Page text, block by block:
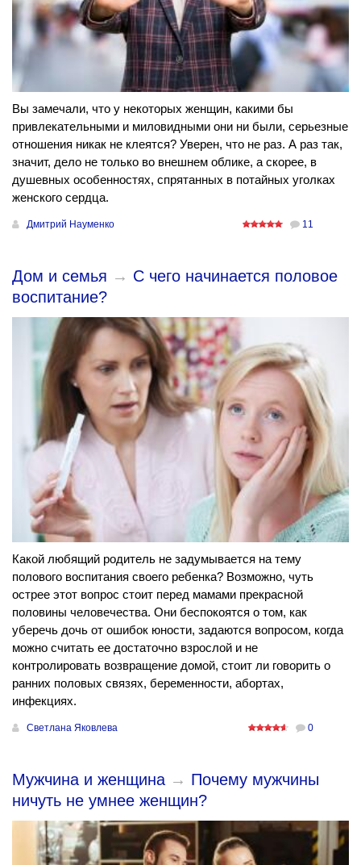
Вы замечали, что у некоторых женщин, какими бы
привлекательными и миловидными они ни были, серьезные
отношения никак не клеятся? Уверен, что не раз. А раз так,
значит, дело не только во внешнем облике, а скорее, в
душевных особенностях, спрятанных в потайных уголках
женского сердца.
Дмитрий Науменко 11
Дом и семья → С чего начинается половое
воспитание?
Какой любящий родитель не задумывается на тему
полового воспитания своего ребенка? Возможно, чуть
острее этот вопрос стоит перед мамами прекрасной
половины человечества. Они беспокоятся о том, как
уберечь дочь от ошибок юности, задаются вопросом, когда
можно считать ее достаточно взрослой и не
контролировать возвращение домой, стоит ли говорить о
ранних половых связях, беременности, абортах,
инфекциях.
Светлана Яковлева 0
Мужчина и женщина → Почему мужчины
ничуть не умнее женщин?